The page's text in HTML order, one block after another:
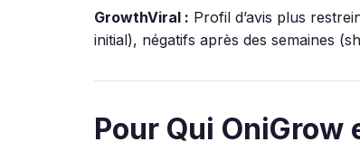
GrowthViral : Profil d’avis plus
initial), négatifs après des semaines
Pour Qui